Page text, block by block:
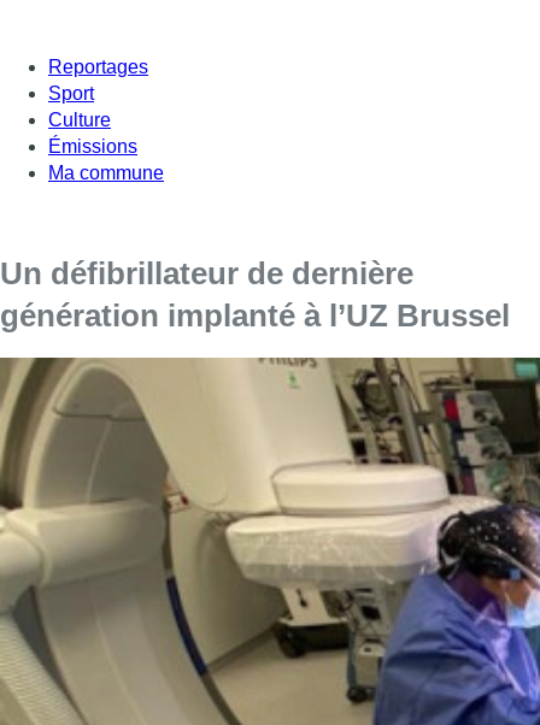
Reportages
Sport
Culture
Émissions
Ma commune
Un défibrillateur de dernière
génération implanté à l’UZ Brussel